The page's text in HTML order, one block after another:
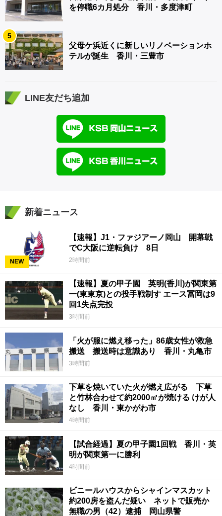
を停職6カ月処分 香川・多度津町
5
父母ケ浜近くに新しいリノベーションホ
テルが誕生 香川・三豊市
LINE友だち追加
新着ニュース
NEW
【速報】J1・ファジアーノ岡山 開幕戦
でC大阪に逆転負け 8日
2時間前
【速報】夏の甲子園 英明(香川)が関東第
一(東東京)との投手戦制す エース冨岡は9
回1失点完投
3時間前
「火が服に燃え移った」86歳女性が救急
搬送 搬送時は意識あり 香川・丸亀市
3時間前
下草を焼いていた火が燃え広がる 下草
と竹林合わせて約2000㎡が焼ける けが人
なし 香川・東かがわ市
4時間前
【試合経過】夏の甲子園1回戦 香川・英
明が関東第一に勝利
4時間前
ビニールハウスからシャインマスカット
約200房を盗んだ疑い ネットで販売か
無職の男（42）逮捕 岡山県警